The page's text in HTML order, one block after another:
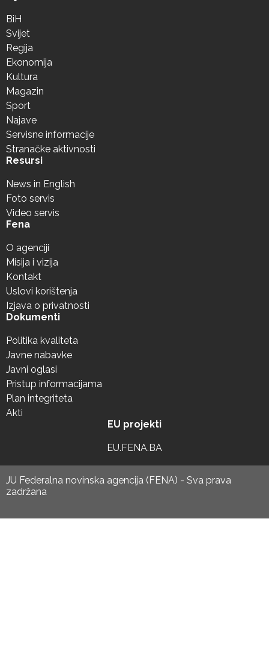
BiH
Svijet
Regija
Ekonomija
Kultura
Magazin
Sport
Najave
Servisne informacije
Stranačke aktivnosti
Resursi
News in English
Foto servis
Video servis
Fena
O agenciji
Misija i vizija
Kontakt
Uslovi korištenja
Izjava o privatnosti
Dokumenti
Politika kvaliteta
Javne nabavke
Javni oglasi
Pristup informacijama
Plan integriteta
Akti
EU projekti
EU.FENA.BA
JU Federalna novinska agencija (FENA) - Sva prava
zadržana